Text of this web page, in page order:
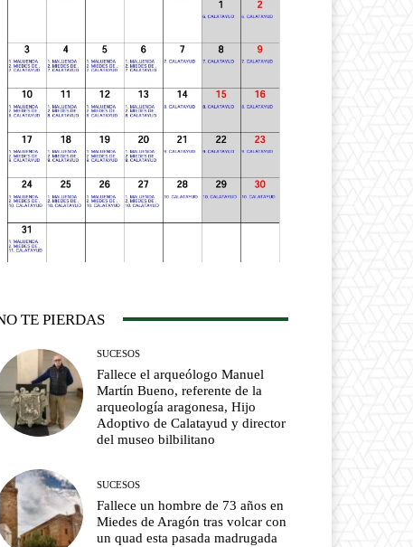
TE PIERDAS
SUCESOS
Fallece el arqueólogo Manuel
Martín Bueno, referente de la
arqueología aragonesa, Hijo
Adoptivo de Calatayud y director
del museo bilbilitano
SUCESOS
Fallece un hombre de 73 años en
Miedes de Aragón tras volcar con
un quad esta pasada madrugada